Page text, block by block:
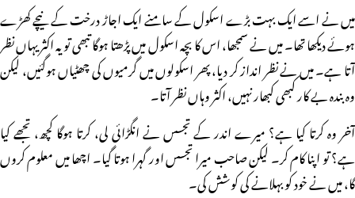
میں نے اسے ایک بہت بڑے اسکول کے سامنے ایک اجاڑ درخت کے نیچے کھڑے
ہوئے دیکھا تھا۔ میں نے سمجھا، اس کا بچہ اسکول میں پڑھتا ہوگا تبھی تو یہ اکثر یہاں نظر
آتا ہے۔ میں نے نظر انداز کر دیا، پھر اسکولوں میں گرمیوں کی چھٹیاں ہوگئیں، لیکن
وہ بندہ بے کار کبھی کبھار نہیں، اکثر وہاں نظر آتا۔
آخر وہ کرتا کیا ہے؟ میرے اندر کے تجسس نے انگڑائی لی، کرتا ہوگا کچھ، تجھے کیا
ہے؟ تو اپنا کام کر۔ لیکن صاحب میرا تجسس اور گہرا ہوتا گیا۔ اچھا میں معلوم کروں
گا، میں نے خود کو بہلانے کی کوشش کی۔